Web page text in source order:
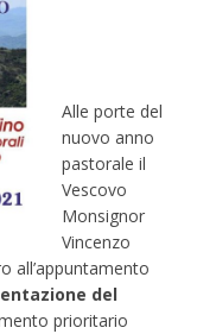
Alle porte del
nuovo anno
pastorale il
Vescovo
Monsignor
Vincenzo
all’appuntamento
del
prioritario